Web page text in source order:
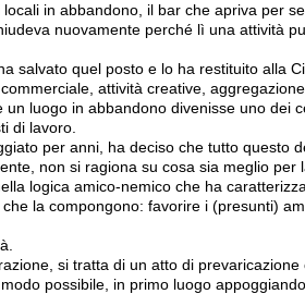
in abbandono, il bar che apriva per
nuovamente perché lì una attività
salvato quel posto e lo ha restituito alla
attività creative,
luogo in abbandono divenisse uno dei
di lavoro.
per anni, ha deciso che tutto questo
non si ragiona su cosa sia meglio per
logica amico-nemico che ha
la compongono: favorire i (presunti)
si tratta di un atto di
possibile, in primo luogo